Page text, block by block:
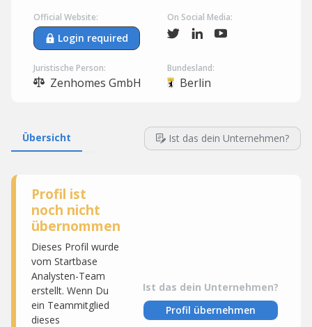
Official Website:
Login required
On Social Media:
Juristische Person:
Zenhomes GmbH
Bundesland:
Berlin
Übersicht Ist das dein Unternehmen?
Profil ist
noch nicht
übernommen
Dieses Profil wurde
vom Startbase
Analysten-Team
erstellt. Wenn Du
ein Teammitglied
dieses
Ist das dein Unternehmen?
Profil übernehmen